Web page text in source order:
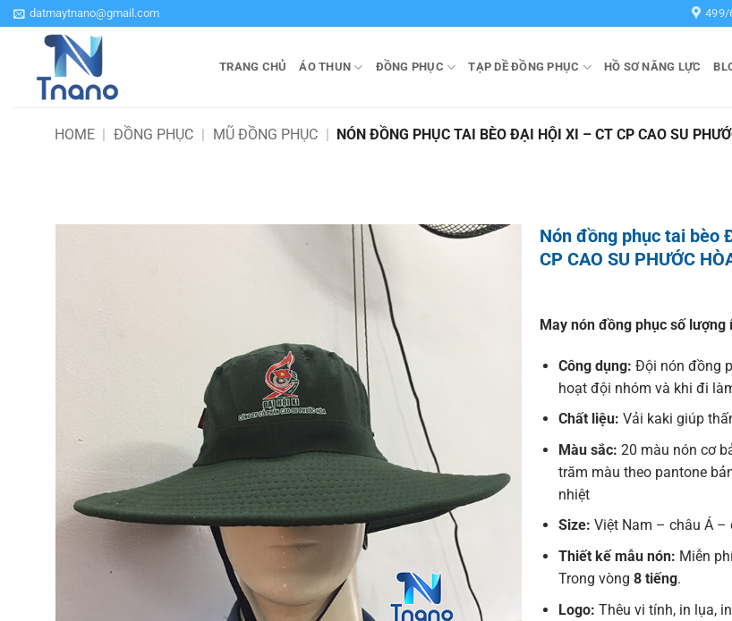
Bỏ
qua
datmaytnano@gmail.com 499/
TRANG CHỦ ÁO THUN ĐỒNG PHỤC TẠP DỀ ĐỒNG PHỤC HỒ SƠ NĂNG LỰC
HOME | ĐỒNG PHỤC | MŨ ĐỒNG PHỤC | NÓN ĐỒNG PHỤC TAI BÈO ĐẠI HỘI XI – CT CP CAO SU
Nón đồng phục tai bèo
CP CAO SU PHƯỚC
May nón đồng phục số lượng
Công dụng: Đội nón đồng
hoạt đội nhóm và khi đi
Chất liệu: Vải kaki giúp
Màu sắc: 20 màu nón cơ
trăm màu theo pantone
nhiệt
Size: Việt Nam – châu Á –
Thiết kế mẫu nón: Miễn
Trong vòng 8 tiếng.
Logo: Thêu vi tính, in lụa,